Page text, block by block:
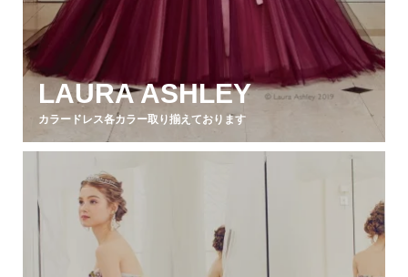
LAURA ASHLEY
カラードレス各カラー取り揃えております